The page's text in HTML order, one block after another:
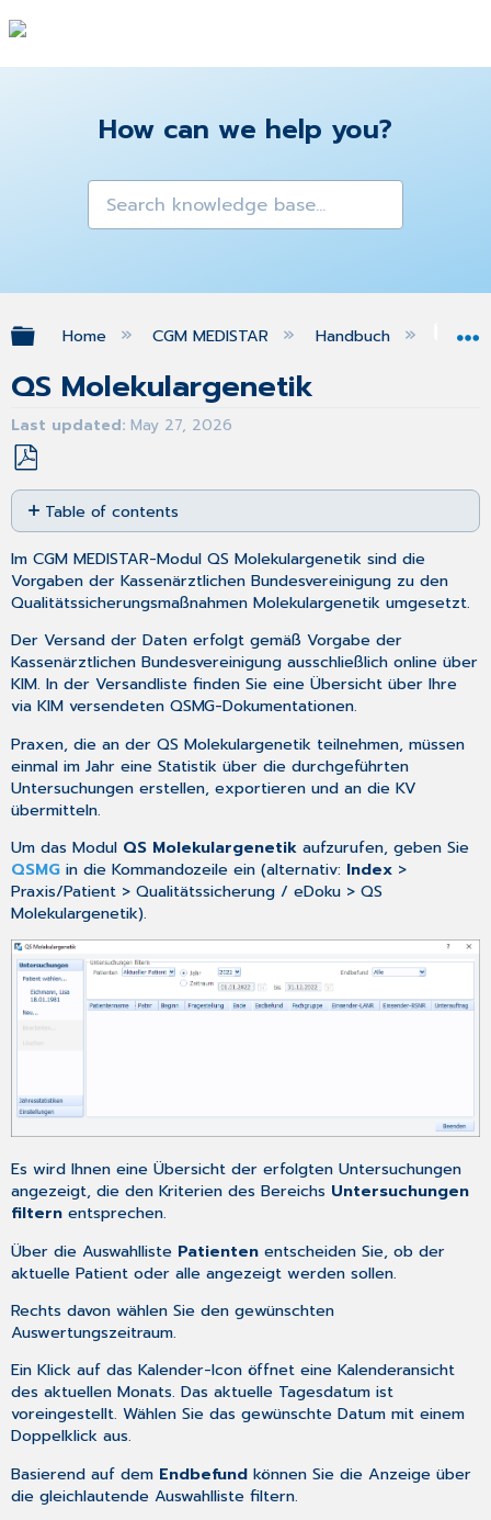
How can we help you?
Expand/collapse global hierarchy
Home CGM MEDISTAR Handbuch QS
QS Molekulargenetik
Last updated May 27, 2026
Save
as
PDF
Table of contents
No
headers
Im CGM MEDISTAR-Modul QS Molekulargenetik sind die
Vorgaben der Kassenärztlichen Bundesvereinigung zu den
Qualitätssicherungsmaßnahmen Molekulargenetik umgesetzt.
Der Versand der Daten erfolgt gemäß Vorgabe der
Kassenärztlichen Bundesvereinigung ausschließlich online über
KIM. In derVersandliste finden Sie eine Übersicht über Ihre
viaKIM versendeten QSMG-Dokumentationen.
Praxen, die an der QS Molekulargenetik teilnehmen, müssen
einmal im Jahr eineStatistik über die durchgeführten
Untersuchungen erstellen, exportieren und an die KV
übermitteln.
Um das Modul QS Molekulargenetik aufzurufen, geben Sie
QSMG in die Kommandozeile ein (alternativ: Index >
Praxis/Patient > Qualitätssicherung / eDoku > QS
Molekulargenetik).
Es wird Ihnen eine Übersicht der erfolgten Untersuchungen
angezeigt, die den Kriterien des Bereichs Untersuchungen
filtern entsprechen.
Über die Auswahlliste Patienten entscheiden Sie, ob der
aktuelle Patient oder alle angezeigt werden sollen.
Rechts davon wählen Sie den gewünschten
Auswertungszeitraum.
Ein Klick auf das Kalender-Icon öffnet eine Kalenderansicht
des aktuellen Monats. Das aktuelle Tagesdatum ist
voreingestellt. Wählen Sie das gewünschte Datum mit einem
Doppelklick aus.
Basierend auf dem Endbefund können Sie die Anzeige über
die gleichlautende Auswahlliste filtern.